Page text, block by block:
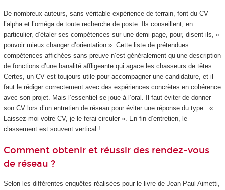
De nombreux auteurs, sans véritable expérience de terrain, font du CV
l’alpha et l’oméga de toute recherche de poste. Ils conseillent, en
particulier, d’étaler ses compétences sur une demi-page, pour, disent-ils, «
pouvoir mieux changer d’orientation ». Cette liste de prétendues
compétences affichées sans preuve n’est généralement qu’une description
de fonctions d’une banalité affligeante qui agace les chasseurs de têtes.
Certes, un CV est toujours utile pour accompagner une candidature, et il
faut le rédiger correctement avec des expériences concrètes en cohérence
avec son projet. Mais l’essentiel se joue à l’oral. Il faut éviter de donner
son CV lors d’un entretien de réseau pour éviter une réponse du type : «
Laissez-moi votre CV, je le ferai circuler ». En fin d’entretien, le
classement est souvent vertical !
Comment obtenir et réussir des rendez-vous
de réseau ?
Selon les différentes enquêtes réalisées pour le livre de Jean-Paul Aimetti,